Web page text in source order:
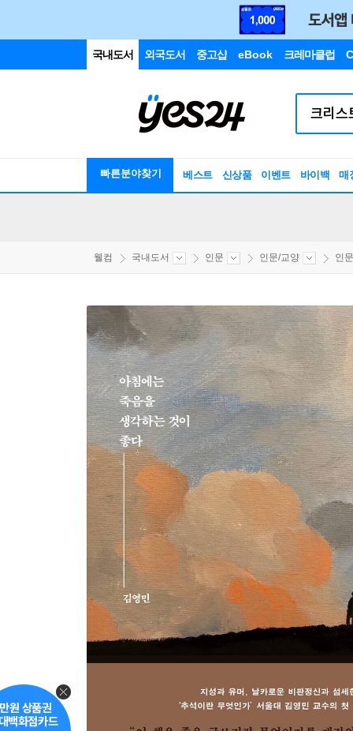
국내도서 외국도서 중고샵 eBook 크레마클럽
빠른분야찾기 베스트 신상품 이벤트 바이백 매
웰컴 국내도서 인문 인문/교양 인